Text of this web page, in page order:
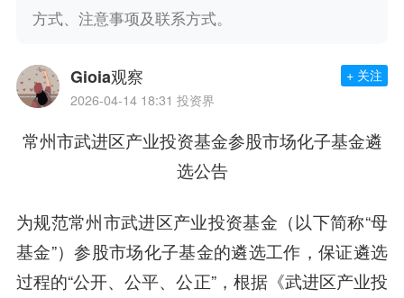
方式、注意事项及联系方式。
Gioia观察
2026-04-14 18:31 投资界
+ 关注
常州市武进区产业投资基金参股市场化子基金遴
选公告
为规范常州市武进区产业投资基金（以下简称“母
基金”）参股市场化子基金的遴选工作，保证遴选
过程的“公开、公平、公正”，根据《武进区产业投